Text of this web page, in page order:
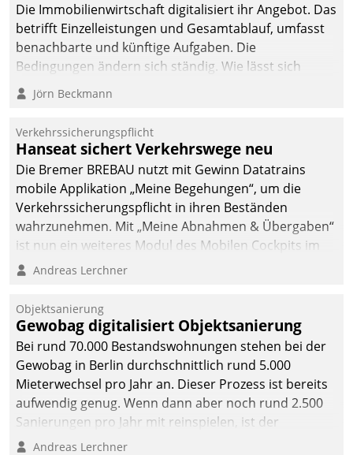
Die Immobilienwirtschaft digitalisiert ihr Angebot. Das
betrifft Einzelleistungen und Gesamtablauf, umfasst
benachbarte und künftige Aufgaben. Die
Bedingungen ändern sich ständig. Wie lässt sich
technisch die Kontrolle wahren und zugleich Freiraum
fürs Wachsen öffnen?
Jörn Beckmann
Verkehrssicherungspflicht
Hanseat sichert Verkehrswege neu
Die Bremer BREBAU nutzt mit Gewinn Datatrains
mobile Applikation „Meine Begehungen“, um die
Verkehrssicherungspflicht in ihren Beständen
wahrzunehmen. Mit „Meine Abnahmen & Übergaben“
ist nun ein weiteres Modul des Mobilen Cockpits im
Einsatz.
Andreas Lerchner
Objektsanierung
Gewobag digitalisiert Objektsanierung
Bei rund 70.000 Bestandswohnungen stehen bei der
Gewobag in Berlin durchschnittlich rund 5.000
Mieterwechsel pro Jahr an. Dieser Prozess ist bereits
aufwendig genug. Wenn dann aber noch rund 2.500
Sanierungen pro Jahr mit reinspielen, ist der
Betreuungs- und Organisationsaufwand immens. Im
Andreas Lerchner